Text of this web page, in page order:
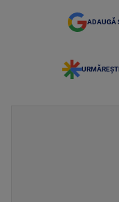
ADAUGĂ